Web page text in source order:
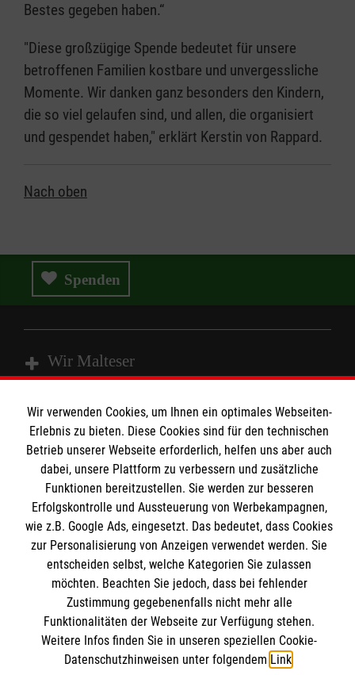
Bestes gegeben haben.“
"Diese großzügige Spende bedeutet für unsere
betroffenen Familien kostbare und unvergessliche
Momente. Wir danken ganz besonders den Kindern,
die so viel gelaufen sind, und allen, die organisiert
und gespendet haben," erklärt Kerstin von Rappard.
Nach oben
Spenden
Wir Malteser
Spenden & Helfen
Kursangebote
Mitarbeiten
Stellenangebote
Wir Malteser
Informationen
Kontakt
Presse und Medien
Transparenz
Impressum
Datenschutz
Barrierefreiheit
Malteser online
Malteser Jugend
Malteser International
Mediathek
Spendenkonto
Wir verwenden Cookies, um Ihnen ein optimales Webseiten-
Erlebnis zu bieten. Diese Cookies sind für den technischen
Betrieb unserer Webseite erforderlich, helfen uns aber auch
dabei, unsere Plattform zu verbessern und zusätzliche
Funktionen bereitzustellen. Sie werden zur besseren
Erfolgskontrolle und Aussteuerung von Werbekampagnen,
wie z.B. Google Ads, eingesetzt. Das bedeutet, dass Cookies
zur Personalisierung von Anzeigen verwendet werden. Sie
entscheiden selbst, welche Kategorien Sie zulassen
möchten. Beachten Sie jedoch, dass bei fehlender
Zustimmung gegebenenfalls nicht mehr alle
Funktionalitäten der Webseite zur Verfügung stehen.
Weitere Infos finden Sie in unseren speziellen Cookie-
Datenschutzhinweisen unter folgendem Link.